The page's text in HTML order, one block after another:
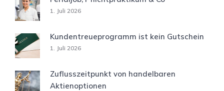
1. Juli 2026
Kundentreueprogramm ist kein Gutschein
1. Juli 2026
Zuflusszeitpunkt von handelbaren
Aktienoptionen